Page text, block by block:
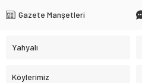
Gazete Manşetleri
Yahyalı
Köylerimiz